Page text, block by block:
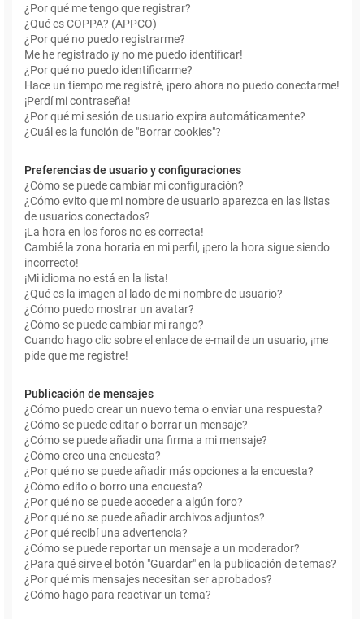
¿Por qué me tengo que registrar?
¿Qué es COPPA? (APPCO)
¿Por qué no puedo registrarme?
Me he registrado ¡y no me puedo identificar!
¿Por qué no puedo identificarme?
Hace un tiempo me registré, ¡pero ahora no puedo conectarme!
¡Perdí mi contraseña!
¿Por qué mi sesión de usuario expira automáticamente?
¿Cuál es la función de "Borrar cookies"?
Preferencias de usuario y configuraciones
¿Cómo se puede cambiar mi configuración?
¿Cómo evito que mi nombre de usuario aparezca en las listas
de usuarios conectados?
¡La hora en los foros no es correcta!
Cambié la zona horaria en mi perfil, ¡pero la hora sigue siendo
incorrecto!
¡Mi idioma no está en la lista!
¿Qué es la imagen al lado de mi nombre de usuario?
¿Cómo puedo mostrar un avatar?
¿Cómo se puede cambiar mi rango?
Cuando hago clic sobre el enlace de e-mail de un usuario, ¡me
pide que me registre!
Publicación de mensajes
¿Cómo puedo crear un nuevo tema o enviar una respuesta?
¿Cómo se puede editar o borrar un mensaje?
¿Cómo se puede añadir una firma a mi mensaje?
¿Cómo creo una encuesta?
¿Por qué no se puede añadir más opciones a la encuesta?
¿Cómo edito o borro una encuesta?
¿Por qué no se puede acceder a algún foro?
¿Por qué no se puede añadir archivos adjuntos?
¿Por qué recibí una advertencia?
¿Cómo se puede reportar un mensaje a un moderador?
¿Para qué sirve el botón "Guardar" en la publicación de temas?
¿Por qué mis mensajes necesitan ser aprobados?
¿Cómo hago para reactivar un tema?